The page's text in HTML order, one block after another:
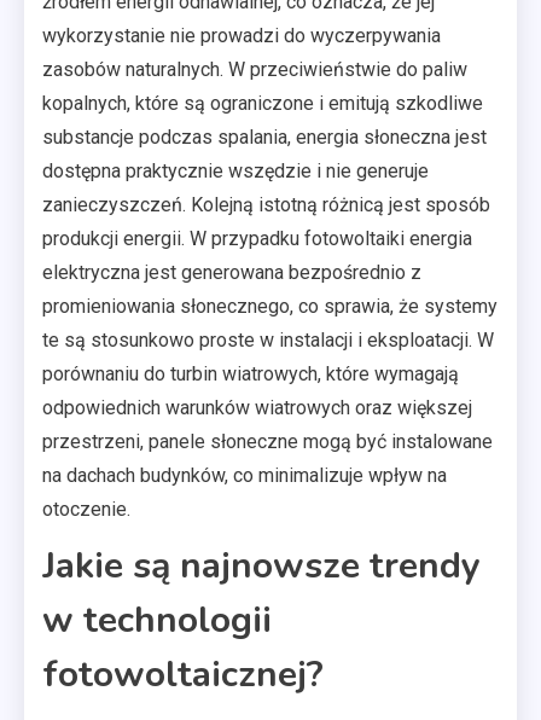
wykorzystanie nie prowadzi do wyczerpywania
zasobów naturalnych. W przeciwieństwie do paliw
kopalnych, które są ograniczone i emitują szkodliwe
substancje podczas spalania, energia słoneczna jest
dostępna praktycznie wszędzie i nie generuje
zanieczyszczeń. Kolejną istotną różnicą jest sposób
produkcji energii. W przypadku fotowoltaiki energia
elektryczna jest generowana bezpośrednio z
promieniowania słonecznego, co sprawia, że systemy
te są stosunkowo proste w instalacji i eksploatacji. W
porównaniu do turbin wiatrowych, które wymagają
odpowiednich warunków wiatrowych oraz większej
przestrzeni, panele słoneczne mogą być instalowane
na dachach budynków, co minimalizuje wpływ na
otoczenie.
Jakie są najnowsze trendy
w technologii
fotowoltaicznej?